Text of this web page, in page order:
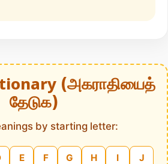
(அகராதியைத்
தேடுக)
by starting letter:
E F G H I J